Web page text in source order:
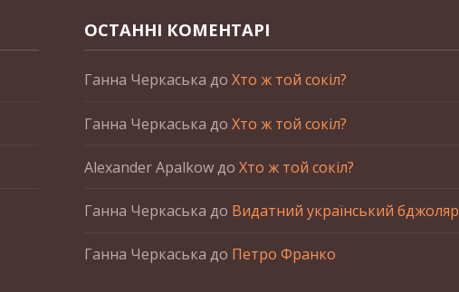
ОСТАННІ КОМЕНТАРІ
Ганна Черкаська до Хто ж той сокіл?
Ганна Черкаська до Хто ж той сокіл?
Alexander Apalkowдо Хто ж той сокіл?
Ганна Черкаська до Видатний український бджоляр
Ганна Черкаська до Петро Франко